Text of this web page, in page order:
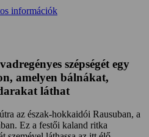
információk
szépségét egy
amelyen bálnákat,
láthat
az észak-hokkaidói Rausuban, a
Ez a festői kaland ritka